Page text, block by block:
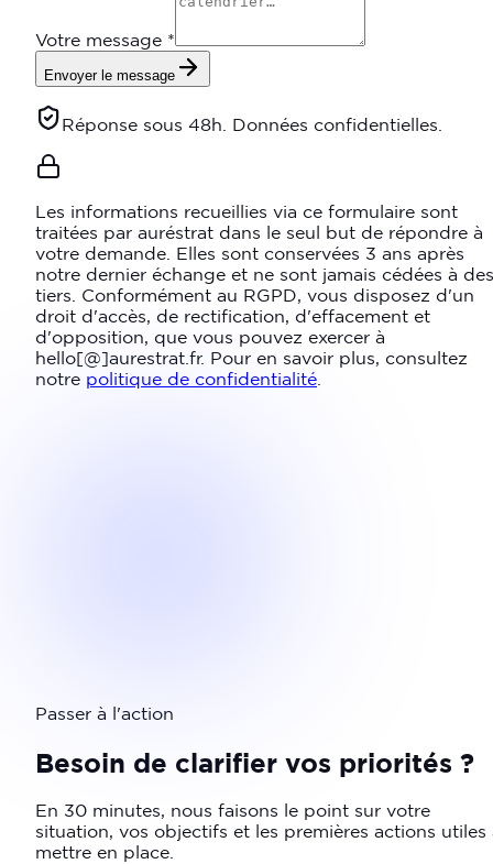
Votre message *
Envoyer le message
Réponse sous 48h. Données confidentielles.
Les informations recueillies via ce formulaire sont
traitées par auréstrat dans le seul but de répondre à
votre demande. Elles sont conservées 3 ans après
notre dernier échange et ne sont jamais cédées à des
tiers. Conformément au RGPD, vous disposez d'un
droit d'accès, de rectification, d'effacement et
d'opposition, que vous pouvez exercer à
hello[@]aurestrat.fr. Pour en savoir plus, consultez
notre politique de confidentialité
Passer à l'action
Besoin de clarifier vos priorités ?
En 30 minutes, nous faisons le point sur votre
situation, vos objectifs et les premières actions utiles
mettre en place.